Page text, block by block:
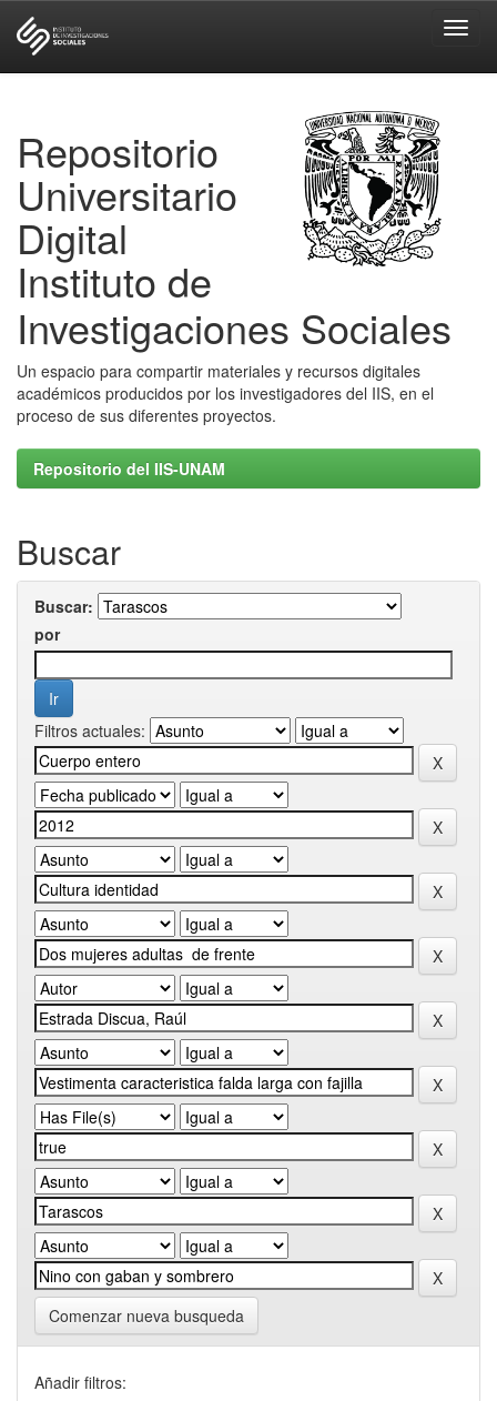
Repositorio
Universitario
Digital
Instituto de
Investigaciones Sociales
Un espacio para compartir materiales y recursos digitales
académicos producidos por los investigadores del IIS, en el
proceso de sus diferentes proyectos.
Repositorio del IIS-UNAM
Buscar
Buscar:
por
Filtros actuales:
Comenzar nueva busqueda
Añadir filtros: